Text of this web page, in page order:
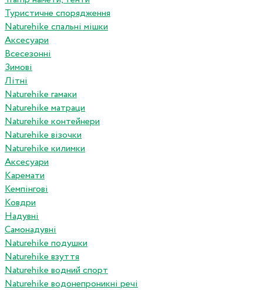
Туристичне спорядження
Naturehike спальні мішки
Аксесуари
Всесезонні
Зимові
Літні
Naturehike гамаки
Naturehike матраци
Naturehike контейнери
Naturehike візочки
Naturehike килимки
Аксесуари
Каремати
Кемпінгові
Ковдри
Надувні
Самонадувні
Naturehike подушки
Naturehike взуття
Naturehike водний спорт
Naturehike водонепроникні речі